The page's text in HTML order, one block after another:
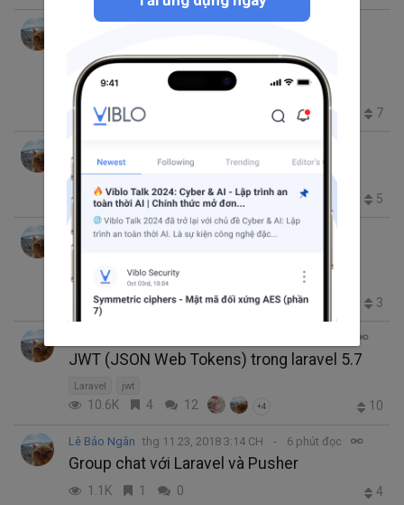
Lê Bảo Ngân thg 3 22, 2019 3:47 CH 7 phút đọc
(Laravel + VueJS)
VueJS
9.5K 4 7
Multiple authenticate trong laravel
11.8K 2 14 5
Lê Bảo Ngân thg 1 22, 2019 4:13 CH
Dynamic Breadcrum trong laravel
Laravel Breadcrumbs
3.0K 2 1 3
JWT (JSON Web Tokens) trong laravel 5.7
Laravel jwt
10.6K 4 12 +4 10
Lê Bảo Ngân thg 11 23, 2018 3:14 CH 6 phút đọc
Group chat với Laravel và Pusher
1.1K 1 0 4